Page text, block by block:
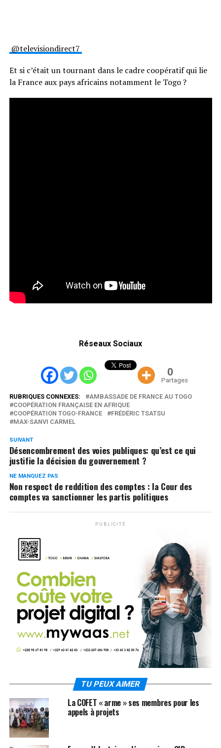
@televisiondirect7
Et si c’était un tournant dans le cadre coopératif qui lie
la France aux pays africains notamment le Togo ?
Réseaux Sociaux
0
Partages
RUBRIQUES CONNEXES:
AMBASSADE DE FRANCE AU TOGO
COOPÉRATION FRANÇAISE EN AFRIQUE
COOPÉRATION TOGO-FRANCE
FRÉDÉRIC TSATSU
MAX-SANVI CARMEL
SUIVANT
Désencombrement des voies publiques: qu’est ce qui
justifie la décision du gouvernement ?
NE MANQUEZ PAS
Non respect de reddition des comptes : la Cour des
comptes va sanctionner les partis politiques
PUBLICITÉ
TU PEUX AIMER
La COFET « arme » ses membres pour les
appels à projets